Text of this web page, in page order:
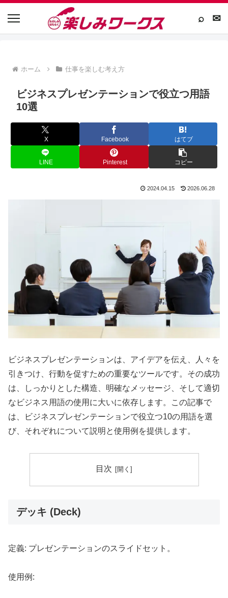
⌕ ✉
ホーム 仕事を楽しむ考え方
ビジネスプレゼンテーションで役立つ用語
10選
X Facebook はてブ
LINE Pinterest コピー
2024.04.15 2026.06.28
ビジネスプレゼンテーションは、アイデアを伝え、人々を
引きつけ、行動を促すための重要なツールです。その成功
は、しっかりとした構造、明確なメッセージ、そして適切
なビジネス用語の使用に大いに依存します。この記事で
は、ビジネスプレゼンテーションで役立つ10の用語を選
び、それぞれについて説明と使用例を提供します。
目次
デッキ (Deck)
定義: プレゼンテーションのスライドセット。
使用例: